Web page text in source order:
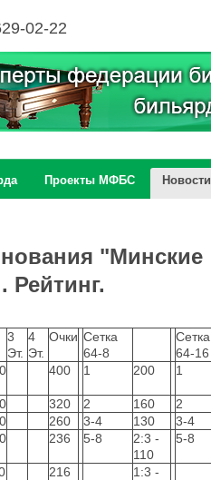
02-22
Проекты МФБС Новости
"Минские
Рейтинг.
3
Эт.
4
Эт.
Очки Сетка
64-8
Сетка
64-16
400 1 200 1
320 2 160 2
260 3-4 130 3-4
236 5-8
2:3 -
110
5-8
216
1:3 -